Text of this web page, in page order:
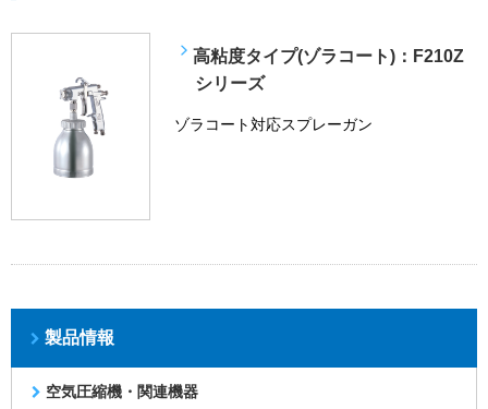
高粘度タイプ(ゾラコート)：F210Z
シリーズ
ゾラコート対応スプレーガン
製品情報
空気圧縮機・関連機器